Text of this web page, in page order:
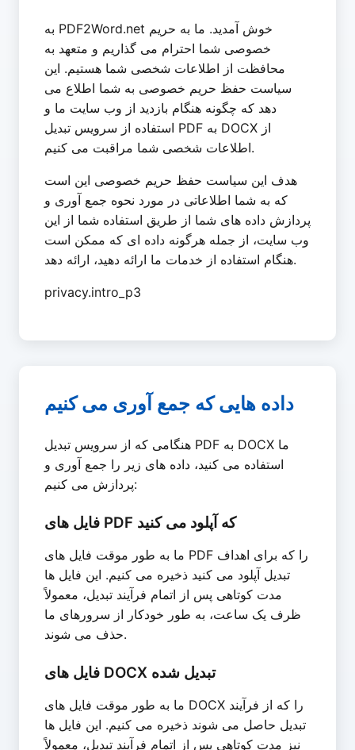
به PDF2Word.net خوش آمدید. ما به حریم
خصوصی شما احترام می گذاریم و متعهد به
محافظت از اطلاعات شخصی شما هستیم. این
سیاست حفظ حریم خصوصی به شما اطلاع می
دهد که چگونه هنگام بازدید از وب سایت ما و
استفاده از سرویس تبدیل PDF به DOCX از
اطلاعات شخصی شما مراقبت می کنیم.
هدف این سیاست حفظ حریم خصوصی این است
که به شما اطلاعاتی در مورد نحوه جمع آوری و
پردازش داده های شما از طریق استفاده شما از این
وب سایت، از جمله هرگونه داده ای که ممکن است
هنگام استفاده از خدمات ما ارائه دهید، ارائه دهد.
privacy.intro_p3
داده هایی که جمع آوری می کنیم
هنگامی که از سرویس تبدیل PDF به DOCX ما
استفاده می کنید، داده های زیر را جمع آوری و
پردازش می کنیم:
فایل های PDF که آپلود می کنید
ما به طور موقت فایل های PDF را که برای اهداف
تبدیل آپلود می کنید ذخیره می کنیم. این فایل ها
مدت کوتاهی پس از اتمام فرآیند تبدیل، معمولاً
ظرف یک ساعت، به طور خودکار از سرورهای ما
حذف می شوند.
فایل های DOCX تبدیل شده
ما به طور موقت فایل های DOCX را که از فرآیند
تبدیل حاصل می شوند ذخیره می کنیم. این فایل ها
نیز مدت کوتاهی پس از اتمام فرآیند تبدیل، معمولاً